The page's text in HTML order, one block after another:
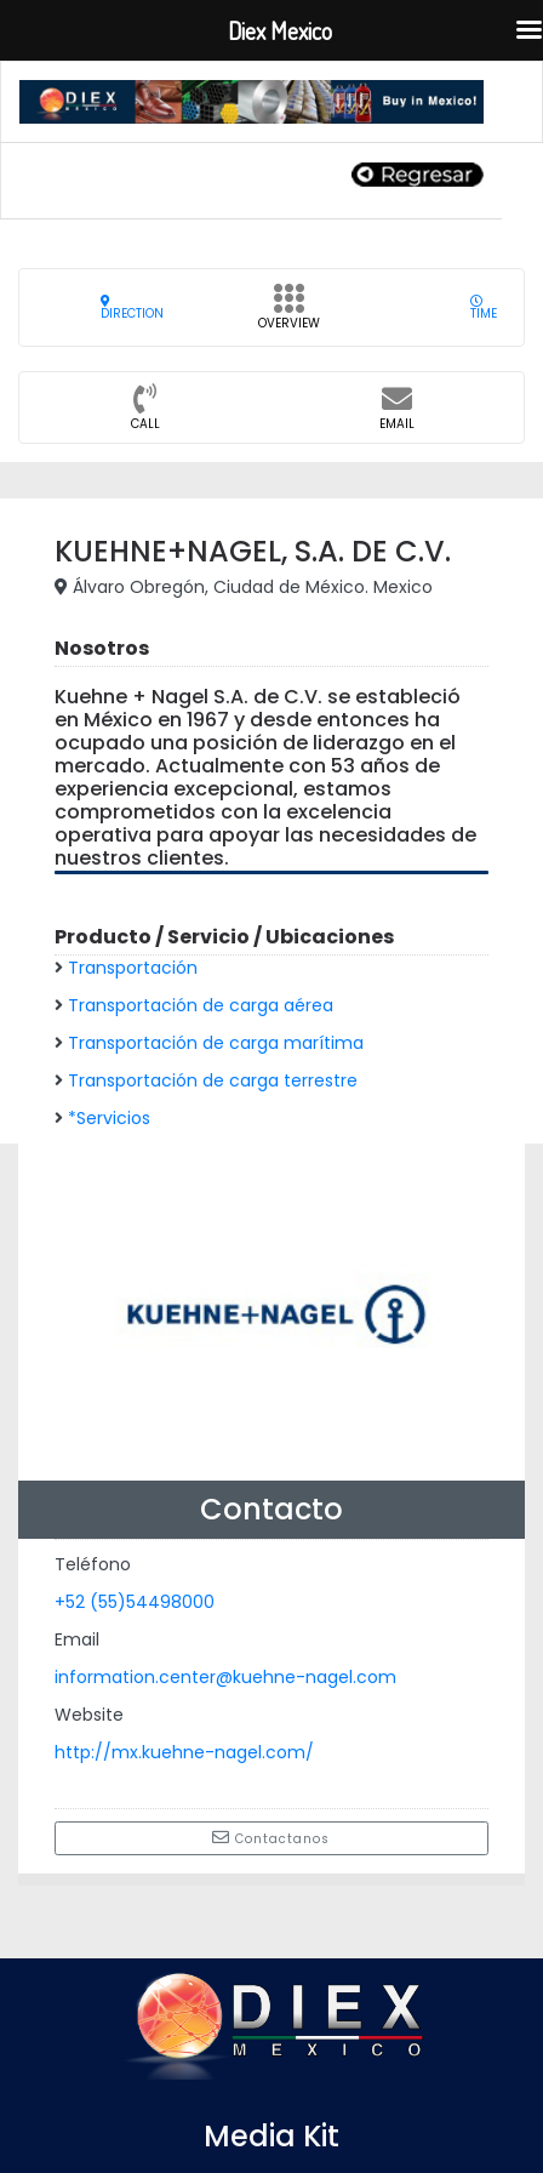
DIRECTION
OVERVIEW
TIME
CALL EMAIL
KUEHNE+NAGEL, S.A. DE C.V.
Álvaro Obregón, Ciudad de México. Mexico
Nosotros
Kuehne + Nagel S.A. de C.V. se estableció
en México en 1967 y desde entonces ha
ocupado una posición de liderazgo en el
mercado. Actualmente con 53 años de
experiencia excepcional, estamos
comprometidos con la excelencia
operativa para apoyar las necesidades de
nuestros clientes.
Producto / Servicio / Ubicaciones
Transportación
Transportación de carga aérea
Transportación de carga marítima
Transportación de carga terrestre
*Servicios
Contacto
Teléfono
+52 (55)54498000
Email
information.center@kuehne-nagel.com
Website
http://mx.kuehne-nagel.com/
Contactanos
Media Kit
Diex Mexico